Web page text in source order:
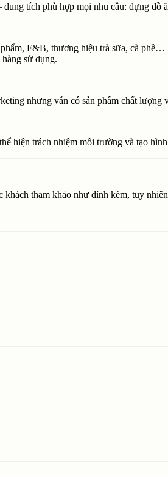
tích phù hợp mọi nhu cầu: đựng đồ
F&B, thương hiệu trà sữa, cà phê…
sử dụng.
nhưng vẫn có sản phẩm chất lượng
hiện trách nhiệm môi trường và tạo
tham khảo như đính kèm, tuy